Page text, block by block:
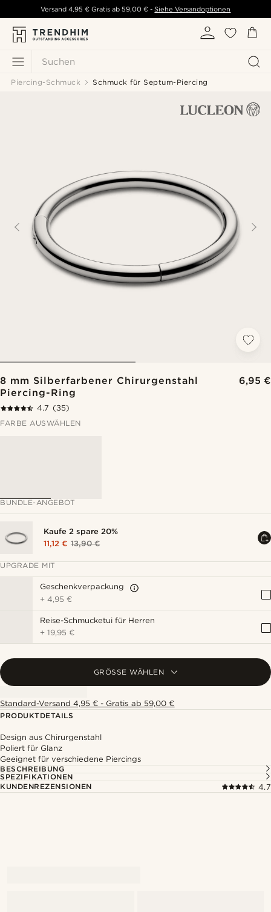
Suchen
Versand 4,95 € Gratis ab 59,00 € - Siehe Versandoptionen
Piercing-Schmuck Schmuck für Septum-Piercing
8 mm Silberfarbener Chirurgenstahl
Piercing-Ring
6,95 €
4.7 (35)
FARBE AUSWÄHLEN
BUNDLE-ANGEBOT
Kaufe 2 spare 20%
11,12 € 13,90 €
UPGRADE MIT
Geschenkverpackung
+4,95 €
Reise-Schmucketui für Herren
+19,95 €
GRÖSSE WÄHLEN
Standard-Versand 4,95 € - Gratis ab 59,00 €
PRODUKTDETAILS
Design aus Chirurgenstahl
Poliert für Glanz
Geeignet für verschiedene Piercings
BESCHREIBUNG
SPEZIFIKATIONEN
KUNDENREZENSIONEN
4.7